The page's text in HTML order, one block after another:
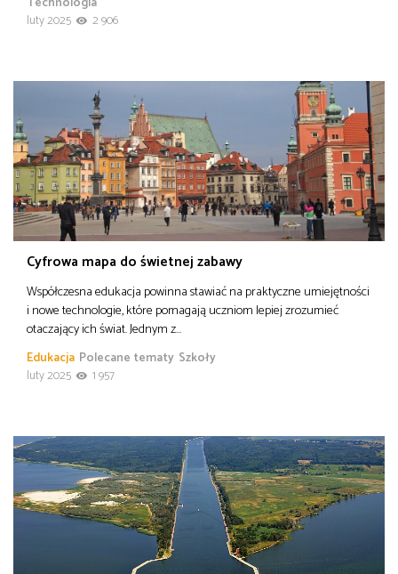
luty 2025
2 906
Cyfrowa mapa do świetnej zabawy
Współczesna edukacja powinna stawiać na praktyczne umiejętności
i nowe technologie, które pomagają uczniom lepiej zrozumieć
otaczający ich świat. Jednym z…
Edukacja Polecane tematy Szkoły
luty 2025
1 957